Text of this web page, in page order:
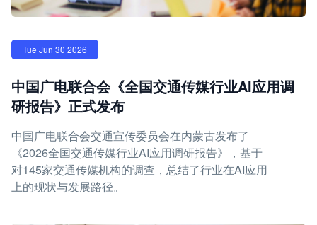
Tue Jun 30 2026
中国广电联合会《全国交通传媒行业AI应用调
研报告》正式发布
中国广电联合会交通宣传委员会在内蒙古发布了
《2026全国交通传媒行业AI应用调研报告》，基于
对145家交通传媒机构的调查，总结了行业在AI应用
上的现状与发展路径。